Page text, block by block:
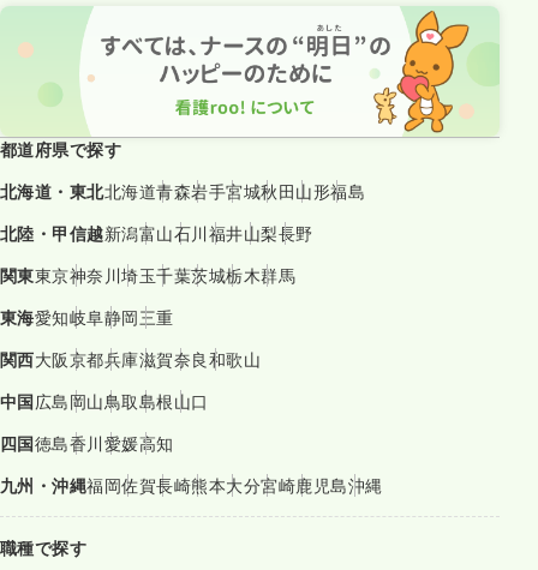
都道府県で探す
北海道・東北北海道青森岩手宮城秋田山形福島
北陸・甲信越新潟富山石川福井山梨長野
関東東京神奈川埼玉千葉茨城栃木群馬
東海愛知岐阜静岡三重
関西大阪京都兵庫滋賀奈良和歌山
中国広島岡山鳥取島根山口
四国徳島香川愛媛高知
九州・沖縄福岡佐賀長崎熊本大分宮崎鹿児島沖縄
職種で探す